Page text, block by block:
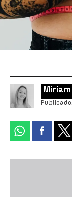
Miriam
Publicado: